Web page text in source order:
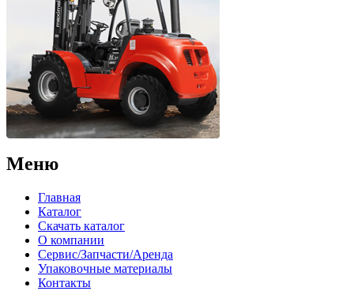
Меню
Главная
Каталог
Скачать каталог
О компании
Сервис/Запчасти/Аренда
Упаковочные материалы
Контакты